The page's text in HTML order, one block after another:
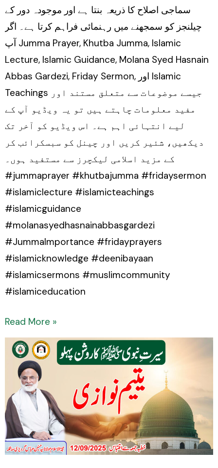
سماجی اصلاح کا ذریعہ بنتا ہے اور موجودہ دور کے
چیلنجز کو سمجھنے میں رہنمائی فراہم کرتا ہے۔ اگر
آپ Jumma Prayer, Khutba Jumma, Islamic
Lecture, Islamic Guidance, Molana Syed Hasnain
Abbas Gardezi, Friday Sermon, اور Islamic
Teachings جیسے موضوعات سے متعلق مستند اور
مفید معلومات چاہتے ہیں تو یہ ویڈیو آپ کے
لیے انتہائی اہم ہے۔ اس ویڈیو کو آخر تک
دیکھیں، شئیر کریں اور چینل کو سبسکرائب کر
کے مزید اسلامی لیکچرز سے مستفید ہوں۔
#jummaprayer #khutbajumma #fridaysermon
#islamiclecture #islamicteachings
#islamicguidance
#molanasyedhasnainabbasgardezi
#JummaImportance #fridayprayers
#islamicknowledge #deenibayaan
#islamicsermons #muslimcommunity
#islamiceducation
Read More »
Yateem
Nawazi:
Seerat-
e-
Nabvi
ﷺ
ka